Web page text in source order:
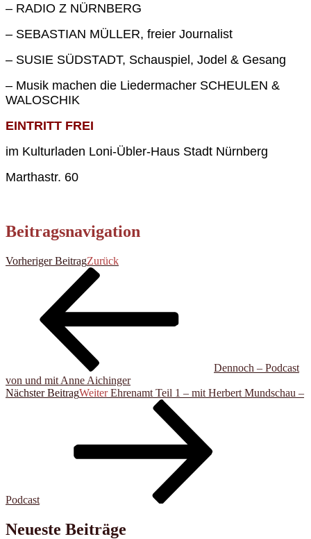
– RADIO Z NÜRNBERG
– SEBASTIAN MÜLLER, freier Journalist
– SUSIE SÜDSTADT, Schauspiel, Jodel & Gesang
– Musik machen die Liedermacher SCHEULEN &
WALOSCHIK
EINTRITT FREI
im Kulturladen Loni-Übler-Haus Stadt Nürnberg
Marthastr. 60
Beitragsnavigation
Vorheriger BeitragZurück
Dennoch – Podcast
von und mit Anne Aichinger
Nächster BeitragWeiter Ehrenamt Teil 1 – mit Herbert Mundschau –
Podcast
Neueste Beiträge